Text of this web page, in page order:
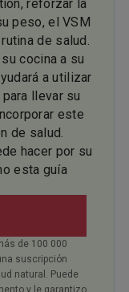
reforzar la
peso, el VSM
de salud.
cocina a su
a utilizar
llevar su
este
de salud.
hacer por su
esta guía
de 100 000
suscripción
natural. Puede
y le garantizo